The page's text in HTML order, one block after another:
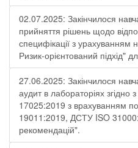
02.07.2025: Закінчилося
прийняття рішень щодо
специфікації з урахуванням
Ризик-орієнтований підхід"
27.06.2025: Закінчилося
аудит в лабораторіях
17025:2019 з врахуванням
19011:2019, ДСТУ ISO
рекомендацій".